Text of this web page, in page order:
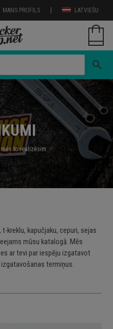
LATVIEŠU
|
MANS PROFILS
search
to realizēsim
kreklu, kapučjaku, cepuri, sejas
mūsu katalogā. Mēs
ar tevi par iespēju izgatavot
termiņus.